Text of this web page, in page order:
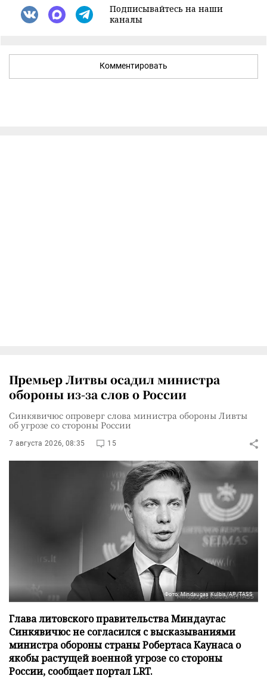
Подписывайтесь на наши
каналы
Комментировать
Премьер Литвы осадил министра
обороны из-за слов о России
Синкявичюс опроверг слова министра обороны Ливты
об угрозе со стороны России
7 августа 2026, 08:35 15
Фото: Mindaugas Kulbis/AP/TASS
Глава литовского правительства Миндаугас
Синкявичюс не согласился с высказываниями
министра обороны страны Робертаса Каунаса о
якобы растущей военной угрозе со стороны
России, сообщает портал LRT.